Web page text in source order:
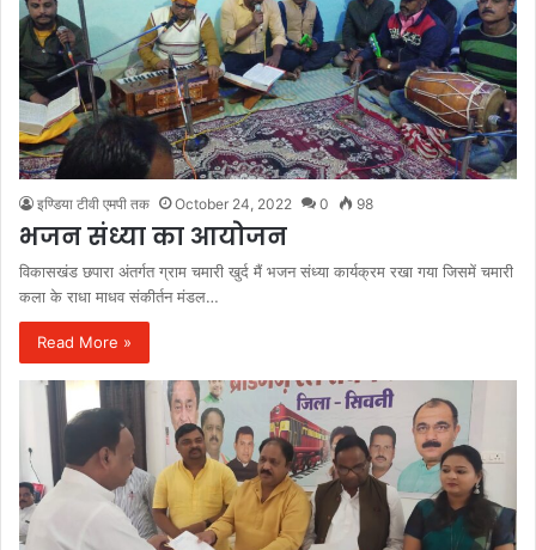
इण्डिया टीवी एमपी तक October 24, 2022 0 98
भजन संध्या का आयोजन
विकासखंड छपारा अंतर्गत ग्राम चमारी खुर्द मैं भजन संध्या कार्यक्रम रखा गया जिसमें चमारी
कला के राधा माधव संकीर्तन मंडल…
Read More »